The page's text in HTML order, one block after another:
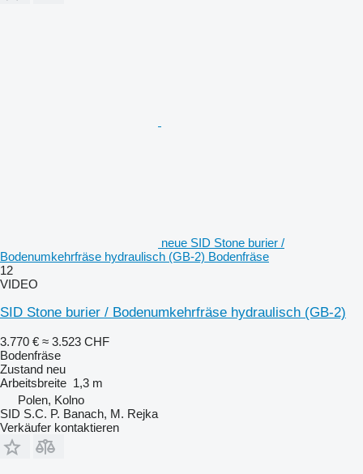
neue SID Stone burier /
Bodenumkehrfräse hydraulisch (GB-2) Bodenfräse
12
VIDEO
SID Stone burier / Bodenumkehrfräse hydraulisch (GB-2)
3.770 € ≈ 3.523 CHF
Bodenfräse
Zustand neu
Arbeitsbreite 1,3 m
Polen, Kolno
SID S.C. P. Banach, M. Rejka
Verkäufer kontaktieren